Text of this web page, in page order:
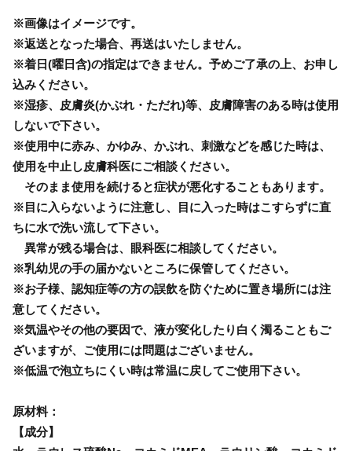
※画像はイメージです。
※返送となった場合、再送はいたしません。
※着日(曜日含)の指定はできません。予めご了承の上、お申し
込みください。
※湿疹、皮膚炎(かぶれ・ただれ)等、皮膚障害のある時は使用
しないで下さい。
※使用中に赤み、かゆみ、かぶれ、刺激などを感じた時は、
使用を中止し皮膚科医にご相談ください。
そのまま使用を続けると症状が悪化することもあります。
※目に入らないように注意し、目に入った時はこすらずに直
ちに水で洗い流して下さい。
異常が残る場合は、眼科医に相談してください。
※乳幼児の手の届かないところに保管してください。
※お子様、認知症等の方の誤飲を防ぐために置き場所には注
意してください。
※気温やその他の要因で、液が変化したり白く濁ることもご
ざいますが、ご使用には問題はございません。
※低温で泡立ちにくい時は常温に戻してご使用下さい。
原材料：
【成分】